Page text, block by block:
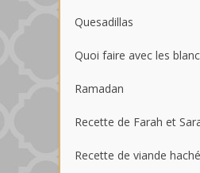
Quesadillas
Quoi faire avec les
Ramadan
Recette de Farah et
Recette de viande